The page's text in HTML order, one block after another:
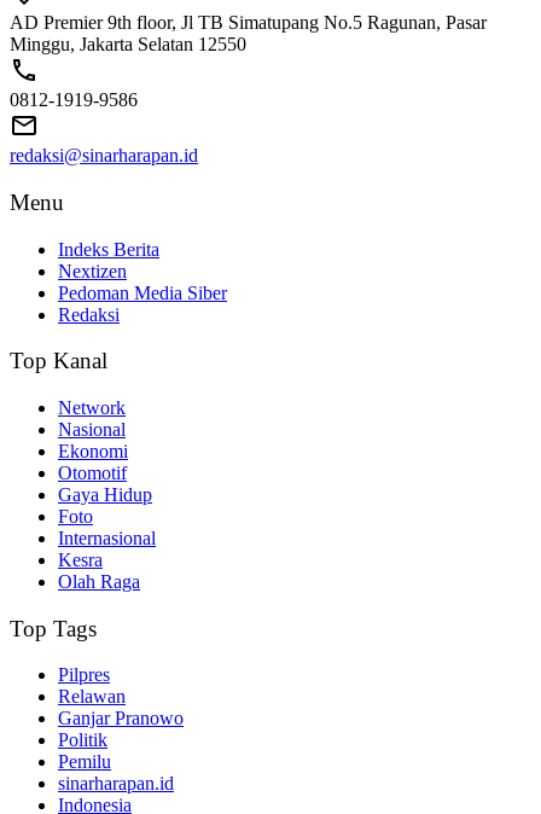
AD Premier 9th floor, Jl TB Simatupang No.5 Ragunan, Pasar
Minggu, Jakarta Selatan 12550
0812-1919-9586
redaksi@sinarharapan.id
Menu
Indeks Berita
Nextizen
Pedoman Media Siber
Redaksi
Top Kanal
Network
Nasional
Ekonomi
Otomotif
Gaya Hidup
Foto
Internasional
Kesra
Olah Raga
Top Tags
Pilpres
Relawan
Ganjar Pranowo
Politik
Pemilu
sinarharapan.id
Indonesia